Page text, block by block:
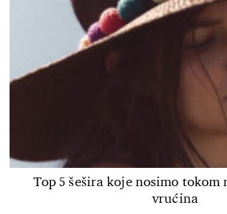
Top 5 šešira koje nosimo
vrućina